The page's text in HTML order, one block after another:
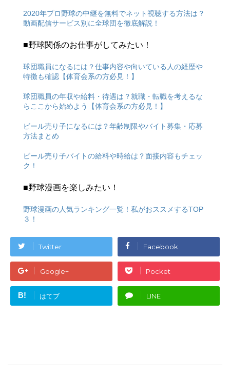
2020年プロ野球の中継を無料でネット視聴する方法は？
動画配信サービス別に全球団を徹底解説！
■野球関係のお仕事がしてみたい！
球団職員になるには？仕事内容や向いている人の経歴や
特徴も確認【体育会系の方必見！】
球団職員の年収や給料・待遇は？就職・転職を考えるな
らここから始めよう【体育会系の方必見！】
ビール売り子になるには？年齢制限やバイト募集・応募
方法まとめ
ビール売り子バイトの給料や時給は？面接内容もチェッ
ク！
■野球漫画を楽しみたい！
野球漫画の人気ランキング一覧！私がおススメするTOP
３！
Twitter Facebook
Google+ Pocket
B! はてブ LINE